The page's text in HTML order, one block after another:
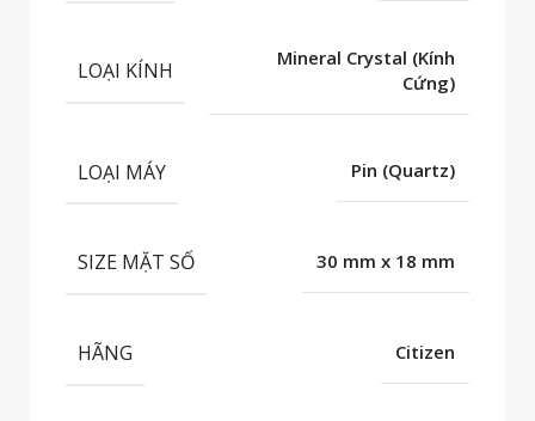
LOẠI KÍNH
Mineral Crystal (Kính
Cứng)
LOẠI MÁY Pin (Quartz)
SIZE MẶT SỐ 30 mm x 18 mm
HÃNG Citizen